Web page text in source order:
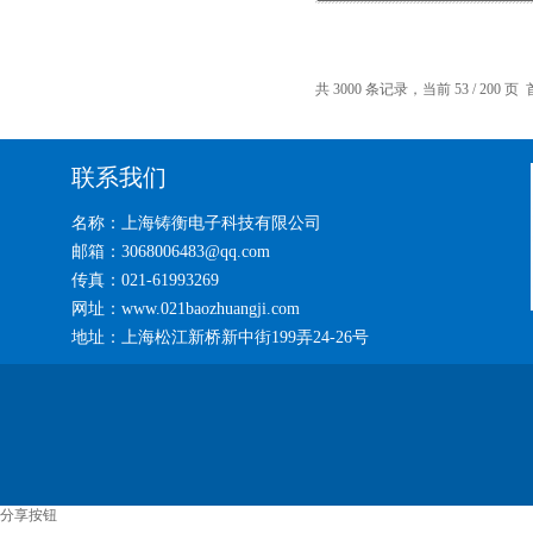
共 3000 条记录，当前 53 / 200 页
联系我们
名称：上海铸衡电子科技有限公司
邮箱：3068006483@qq.com
传真：021-61993269
网址：www.021baozhuangji.com
地址：上海松江新桥新中街199弄24-26号
分享按钮